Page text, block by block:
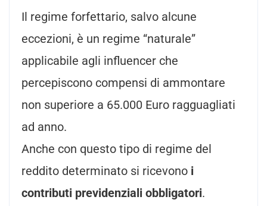
Il regime forfettario, salvo alcune
eccezioni, è un regime “naturale”
applicabile agli influencer che
percepiscono compensi di ammontare
non superiore a 65.000 Euro ragguagliati
ad anno.
Anche con questo tipo di regime del
reddito determinato si ricevono i
contributi previdenziali obbligatori.